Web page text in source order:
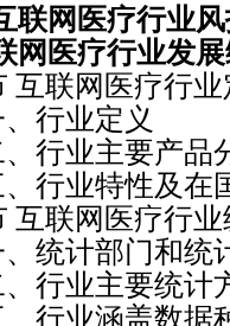
联网医疗行业
网医疗行业发
联网医疗行业
业定义
主要产品
特性及在国
联网医疗行业
部门和统
主要统计方
涵盖数据种